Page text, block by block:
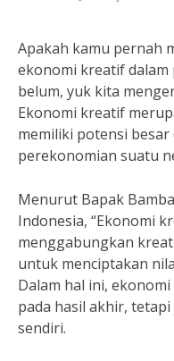
Apakah kamu pernah
ekonomi kreatif dalam
belum, yuk kita
Ekonomi kreatif
memiliki potensi
perekonomian suatu
Menurut Bapak
Indonesia, “Ekonomi
menggabungkan
untuk menciptakan
Dalam hal ini,
pada hasil akhir,
sendiri.